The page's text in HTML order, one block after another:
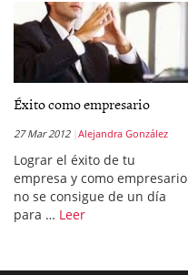
Éxito como empresario
27 Mar 2012 Alejandra González
Lograr el éxito de tu
empresa y como empresario
no se consigue de un día
para … Leer